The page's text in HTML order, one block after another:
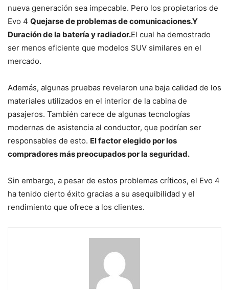
nueva generación sea impecable. Pero los propietarios de
Evo 4 Quejarse de problemas de comunicaciones.Y
Duración de la batería y radiador.El cual ha demostrado
ser menos eficiente que modelos SUV similares en el
mercado.
Además, algunas pruebas revelaron una baja calidad de los
materiales utilizados en el interior de la cabina de
pasajeros. También carece de algunas tecnologías
modernas de asistencia al conductor, que podrían ser
responsables de esto. El factor elegido por los
compradores más preocupados por la seguridad.
Sin embargo, a pesar de estos problemas críticos, el Evo 4
ha tenido cierto éxito gracias a su asequibilidad y el
rendimiento que ofrece a los clientes.